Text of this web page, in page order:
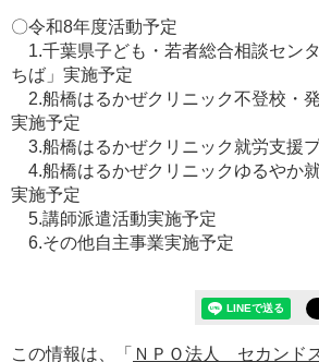
〇令和8年度活動予定
1.千葉県子ども・若者総合相談セン
ちば」実施予定
2.船橋はるかぜクリニック不登校・
実施予定
3.船橋はるかぜクリニック就労支援
4.船橋はるかぜクリニックゆるやか
実施予定
5.講師派遣活動実施予定
6.その他自主事業実施予定
この情報は、「 ＮＰＯ法人 セカンド